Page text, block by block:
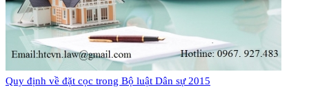
Quy định về đặt cọc trong Bộ luật Dân sự 2015